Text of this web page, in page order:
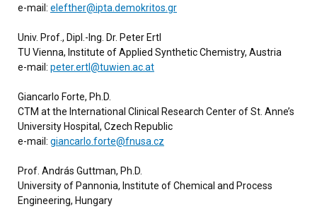
e-mail: elefther@ipta.demokritos.gr
Univ. Prof., Dipl.-Ing. Dr. Peter Ertl
TU Vienna, Institute of Applied Synthetic Chemistry, Austria
e-mail: peter.ertl@tuwien.ac.at
Giancarlo Forte, Ph.D.
CTM at the International Clinical Research Center of St. Anne’s
University Hospital, Czech Republic
e-mail: giancarlo.forte@fnusa.cz
Prof. András Guttman, Ph.D.
University of Pannonia, Institute of Chemical and Process
Engineering, Hungary